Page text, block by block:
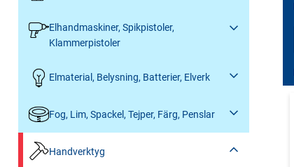
Elhandmaskiner, Spikpistoler,
Klammerpistoler
Elmaterial, Belysning, Batterier, Elverk
Fog, Lim, Spackel, Tejper, Färg, Penslar
Handverktyg